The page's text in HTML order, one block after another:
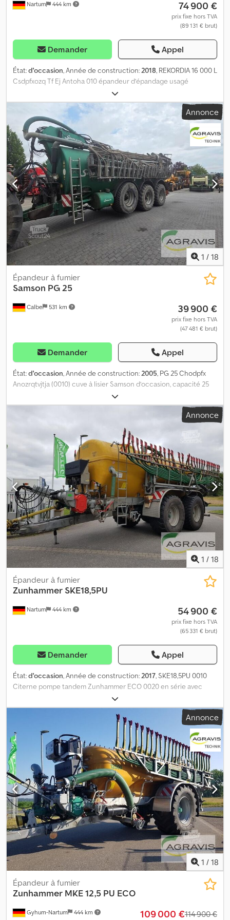
Nartum 444 km 74 900 €
prix fixe hors TVA
(89 131 € brut)
Demander Appel
État:d'occasion, Année de construction:2018, REKORDIA 16 000 L
Csdpfxozq Tf Ej Antoha 010 épandeur d’épandage usagé
Rekordia 16 000 LPW 020 avec station d’amarrage Emplacement
de la machine : New Tec Nord Lanken, Leineweberring 8
Annonce
1 / 18
Calbe 531 km
Épandeur à fumier
Samson PG 25
39 900 €
prix fixe hors TVA
(47 481 € brut)
Demander Appel
État:d'occasion, Année de construction:2005, PG 25 Chodpfx
Anozrqtvjtja (0010) cuve à lisier Samson d’occasion, capacité 25
Annonce
1 / 18
Nartum 444 km
Épandeur à fumier
Zunhammer SKE18,5PU
54 900 €
prix fixe hors TVA
(65 331 € brut)
Demander Appel
État:d'occasion, Année de construction:2017, SKE18,5PU 0010
Citerne pompe tandem Zunhammer ECO 0020 en série avec
accessoires 0030 de Zunhammer 0040 N° 20160307982 0050
Farmlandfix 15 m 0060 2 coupures de largeur 0070 2 soupapes
auxiliaires commande électrique Codpfjzqp I Aox Anteha 0080
Bypass dans la conduite de pression 0090 Fonction télescopique
Farmlandfix 0100 2 projecteurs de travail LED 0110 Attelage
inférieur 4 t 0120 Suspension pneumatique tandem 0130
Direction forcée électrique 0140 Barre de lubrification tandem
0150 Pneumatiques 650/65R30,5 0160 Garde-boue tandem 0170
Protection anti-encastrement arrière 0180 Pompe VX 260Q 0190
Boîte angulaire 1, 6:1 0200 Boîte à pierres angulaire 8" 0210
Aspiration supplémentaire à gauche 0220 Raccord pression pour
Ecoliner 0230 Manomètre jusqu'à 1 bar, 1:128 0240 Manomètre
jusqu'à 10 bar 0250 Bac pour flexible d’aspiration 0260 Anneau
d’attelage 0270 Arbre à cardan WW
Annonce
1 / 18
Gyhum-Nartum 444 km
Épandeur à fumier
Zunhammer MKE 12,5 PU ECO
109 000 €114 900 €